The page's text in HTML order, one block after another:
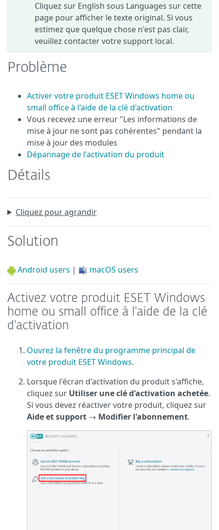
Cliquez sur English sous Languages sur cette
page pour afficher le texte original. Si vous
estimez que quelque chose n'est pas clair,
veuillez contacter votre support local.
Problème
Activer votre produit ESET Windows home ou
small office à l'aide de la clé d'activation
Vous recevez une erreur "Les informations de
mise à jour ne sont pas cohérentes" pendant la
mise à jour des modules
Dépannage de l'activation du produit
Détails
Cliquez pour agrandir
Solution
Android users | macOS users
Activez votre produit ESET Windows
home ou small office à l'aide de la clé
d'activation
Ouvrez la fenêtre du programme principal de
votre produit ESET Windows.
Lorsque l'écran d'activation du produit s'affiche,
cliquez sur Utiliser une clé d'activation achetée.
Si vous devez réactiver votre produit, cliquez sur
Aide et support → Modifier l'abonnement.